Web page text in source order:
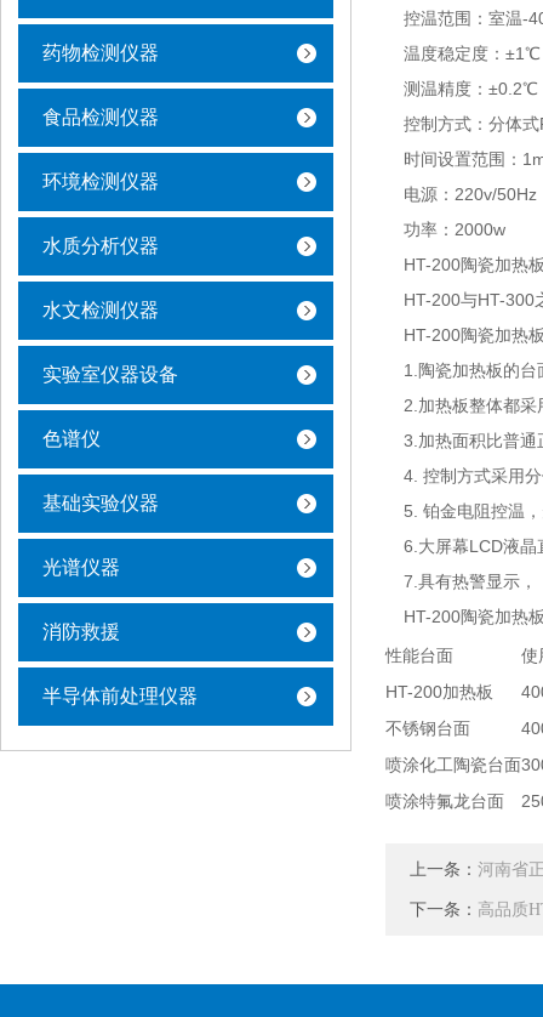
药物检测仪器
食品检测仪器
环境检测仪器
水质分析仪器
水文检测仪器
实验室仪器设备
色谱仪
基础实验仪器
光谱仪器
消防救援
半导体前处理仪器
控温范围：室温-
温度稳定度：±1℃
测温精度：±0.2℃
控制方式：分体
时间设置范围：
电源：220v/50Hz
功率：2000w
HT-200陶瓷加热
HT-200与HT-300
HT-200陶瓷加热
1.陶瓷加热板的
2.加热板整体都
3.加热面积比普通
4. 控制方式采用
5. 铂金电阻控温
6.大屏幕LCD液晶
7.具有热警显示
HT-200陶瓷加热
性能台面
使
HT-200加热板
不锈钢台面
喷涂化工陶瓷台面
喷涂特氟龙台面
上一条： 河南省
下一条： 高品质